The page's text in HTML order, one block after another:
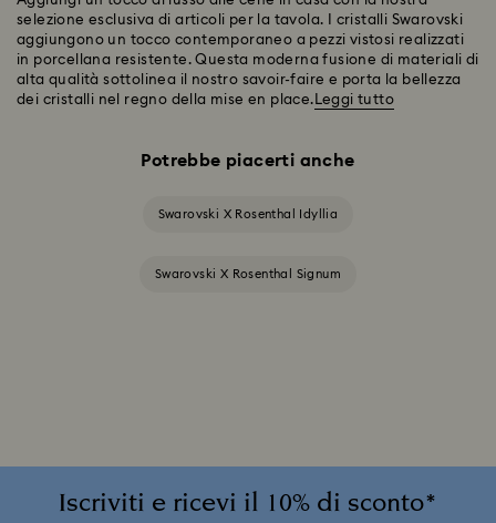
selezione esclusiva di articoli per la tavola. I cristalli Swarovski
aggiungono un tocco contemporaneo a pezzi vistosi realizzati
in porcellana resistente. Questa moderna fusione di materiali di
alta qualità sottolinea il nostro savoir-faire e porta la bellezza
dei cristalli nel regno della mise en place. Leggi tutto
Potrebbe piacerti anche
Swarovski X Rosenthal Idyllia
Swarovski X Rosenthal Signum
Iscriviti e ricevi il 10% di sconto*